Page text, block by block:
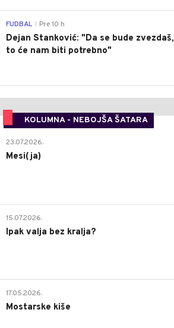
FUDBAL Pre 10 h
Dejan Stanković: "Da se bude zvezdaš,
to će nam biti potrebno"
KOLUMNA - NEBOJŠA ŠATARA
23.07.2026.
Mesi(ja)
15.07.2026.
Ipak valja bez kralja?
17.05.2026.
Mostarske kiše